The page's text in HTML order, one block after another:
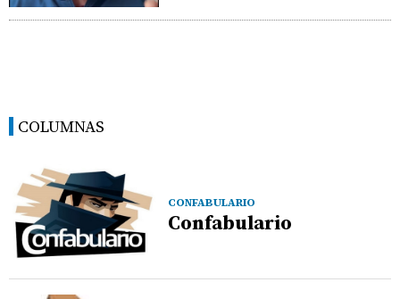
COLUMNAS
CONFABULARIO
Confabulario